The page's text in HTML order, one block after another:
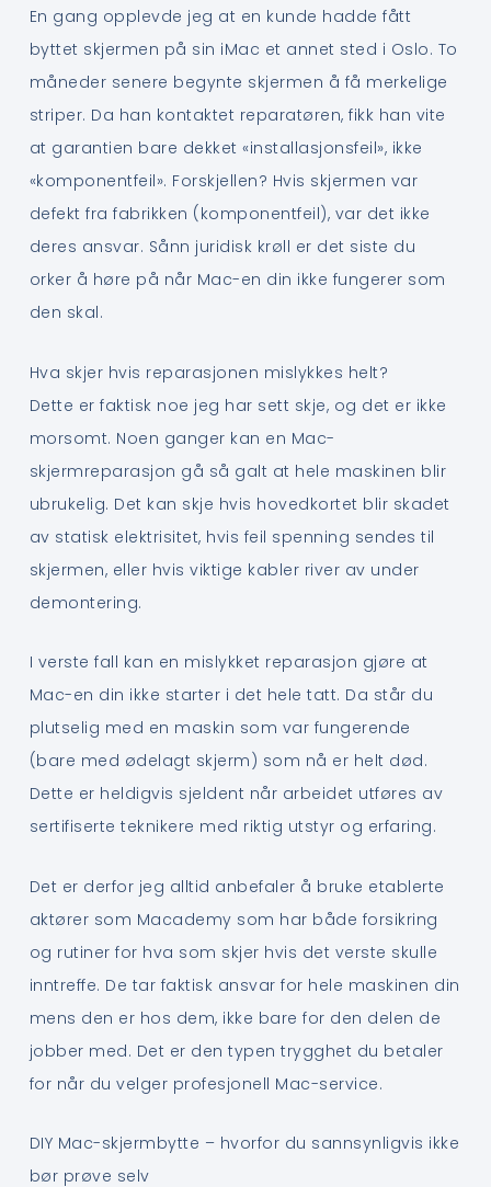
En gang opplevde jeg at en kunde hadde fått
byttet skjermen på sin iMac et annet sted i Oslo. To
måneder senere begynte skjermen å få merkelige
striper. Da han kontaktet reparatøren, fikk han vite
at garantien bare dekket «installasjonsfeil», ikke
«komponentfeil». Forskjellen? Hvis skjermen var
defekt fra fabrikken (komponentfeil), var det ikke
deres ansvar. Sånn juridisk krøll er det siste du
orker å høre på når Mac-en din ikke fungerer som
den skal.
Hva skjer hvis reparasjonen mislykkes helt?
Dette er faktisk noe jeg har sett skje, og det er ikke
morsomt. Noen ganger kan en Mac-
skjermreparasjon gå så galt at hele maskinen blir
ubrukelig. Det kan skje hvis hovedkortet blir skadet
av statisk elektrisitet, hvis feil spenning sendes til
skjermen, eller hvis viktige kabler river av under
demontering.
I verste fall kan en mislykket reparasjon gjøre at
Mac-en din ikke starter i det hele tatt. Da står du
plutselig med en maskin som var fungerende
(bare med ødelagt skjerm) som nå er helt død.
Dette er heldigvis sjeldent når arbeidet utføres av
sertifiserte teknikere med riktig utstyr og erfaring.
Det er derfor jeg alltid anbefaler å bruke etablerte
aktører som Macademy som har både forsikring
og rutiner for hva som skjer hvis det verste skulle
inntreffe. De tar faktisk ansvar for hele maskinen din
mens den er hos dem, ikke bare for den delen de
jobber med. Det er den typen trygghet du betaler
for når du velger profesjonell Mac-service.
DIY Mac-skjermbytte – hvorfor du sannsynligvis ikke
bør prøve selv